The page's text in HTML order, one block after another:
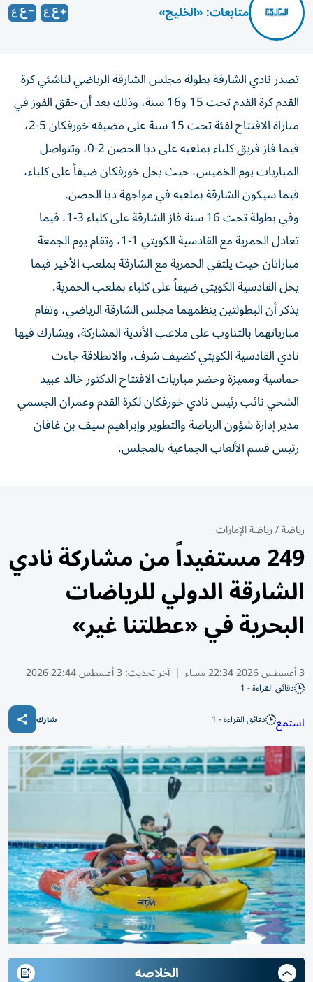
متابعات: «الخليج»
تصدر نادي الشارقة بطولة مجلس الشارقة الرياضي لناشئي كرة
القدم كرة القدم تحت 15 و16 سنة، وذلك بعد أن حقق الفوز في
مباراة الافتتاح لفئة تحت 15 سنة على مضيفه خورفكان 5-2،
فيما فاز فريق كلباء بملعبه على دبا الحصن 2-0، وتتواصل
المباريات يوم الخميس، حيث يحل خورفكان ضيفاً على كلباء،
فيما سيكون الشارقة بملعبه في مواجهة دبا الحصن.
وفي بطولة تحت 16 سنة فاز الشارقة على كلباء 3-1، فيما
تعادل الحمرية مع القادسية الكويتي 1-1، وتقام يوم الجمعة
مباراتان حيث يلتقي الحمرية مع الشارقة بملعب الأخير فيما
يحل القادسية الكويتي ضيفاً على كلباء بملعب الحمرية.
يذكر أن البطولتين ينظمهما مجلس الشارقة الرياضي، وتقام
مبارياتهما بالتناوب على ملاعب الأندية المشاركة، ويشارك فيها
نادي القادسية الكويتي كضيف شرف، والانطلاقة جاءت
حماسية ومميزة وحضر مباريات الافتتاح الدكتور خالد عبيد
الشحي نائب رئيس نادي خورفكان لكرة القدم وعمران الجسمي
مدير إدارة شؤون الرياضة والتطوير وإبراهيم سيف بن غافان
رئيس قسم الألعاب الجماعية بالمجلس.
رياضة/رياضة الإمارات
249 مستفيداً من مشاركة نادي
الشارقة الدولي للرياضات
البحرية في «عطلتنا غير»
3 أغسطس 2026 22:34 مساء | آخر تحديث: 3 أغسطس 22:44 2026
دقائق القراءة - 1
استمع دقائق القراءة - 1 شارك
الخلاصه